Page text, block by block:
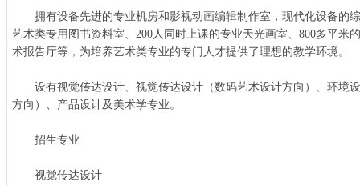
拥有设备先进的专业机房和影视动画编辑制作室，现代化设备的
艺术类专用图书资料室、200人同时上课的专业天光画室、800多平米
术报告厅等，为培养艺术类专业的专门人才提供了理想的教学环境。
设有视觉传达设计、视觉传达设计（数码艺术设计方向）、环境
方向）、产品设计及美术学专业。
招生专业
视觉传达设计